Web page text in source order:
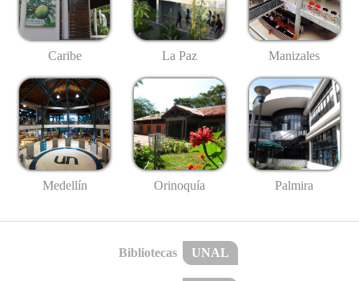
Caribe La Paz Manizales
Medellín Orinoquía Palmira
Bibliotecas UNAL